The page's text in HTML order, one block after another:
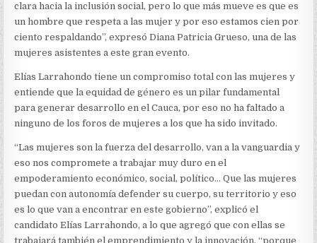
clara hacia la inclusión social, pero lo que más mueve es que es
un hombre que respeta a las mujer y por eso estamos cien por
ciento respaldando”, expresó Diana Patricia Grueso, una de las
mujeres asistentes a este gran evento.
Elías Larrahondo tiene un compromiso total con las mujeres y
entiende que la equidad de género es un pilar fundamental
para generar desarrollo en el Cauca, por eso no ha faltado a
ninguno de los foros de mujeres a los que ha sido invitado.
“Las mujeres son la fuerza del desarrollo, van a la vanguardia y
eso nos compromete a trabajar muy duro en el
empoderamiento económico, social, político… Que las mujeres
puedan con autonomía defender su cuerpo, su territorio y eso
es lo que van a encontrar en este gobierno”, explicó el
candidato Elías Larrahondo, a lo que agregó que con ellas se
trabajará también el emprendimiento y la innovación, “porque